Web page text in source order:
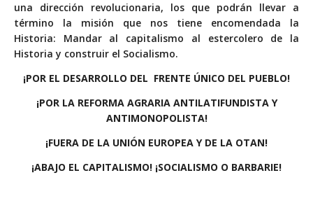
una dirección revolucionaria, los que podrán llevar a
término la misión que nos tiene encomendada la
Historia: Mandar al capitalismo al estercolero de la
Historia y construir el Socialismo.
¡POR EL DESARROLLO DEL FRENTE ÚNICO DEL PUEBLO!
¡POR LA REFORMA AGRARIA ANTILATIFUNDISTA Y
ANTIMONOPOLISTA!
¡FUERA DE LA UNIÓN EUROPEA Y DE LA OTAN!
¡ABAJO EL CAPITALISMO! ¡SOCIALISMO O BARBARIE!